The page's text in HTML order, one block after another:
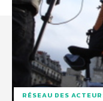
RÉSEAU DES